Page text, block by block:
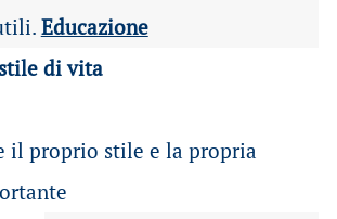
Educazione
il proprio stile e la propria